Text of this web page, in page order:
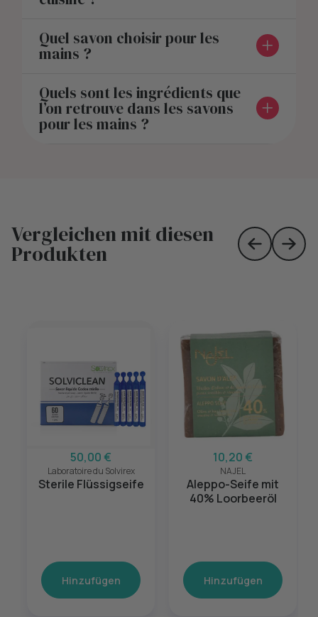
Quel savon choisir pour les
mains ?
Quels sont les ingrédients que
l’on retrouve dans les savons
pour les mains ?
Vergleichen mit diesen
Produkten Skip toSkip
50,00 €
Laboratoire du Solvirex
Sterile Flüssigseife
Hinzufügen
10,20 €
NAJEL
Aleppo-Seife mit
40% Loorbeeröl
Hinzufügen